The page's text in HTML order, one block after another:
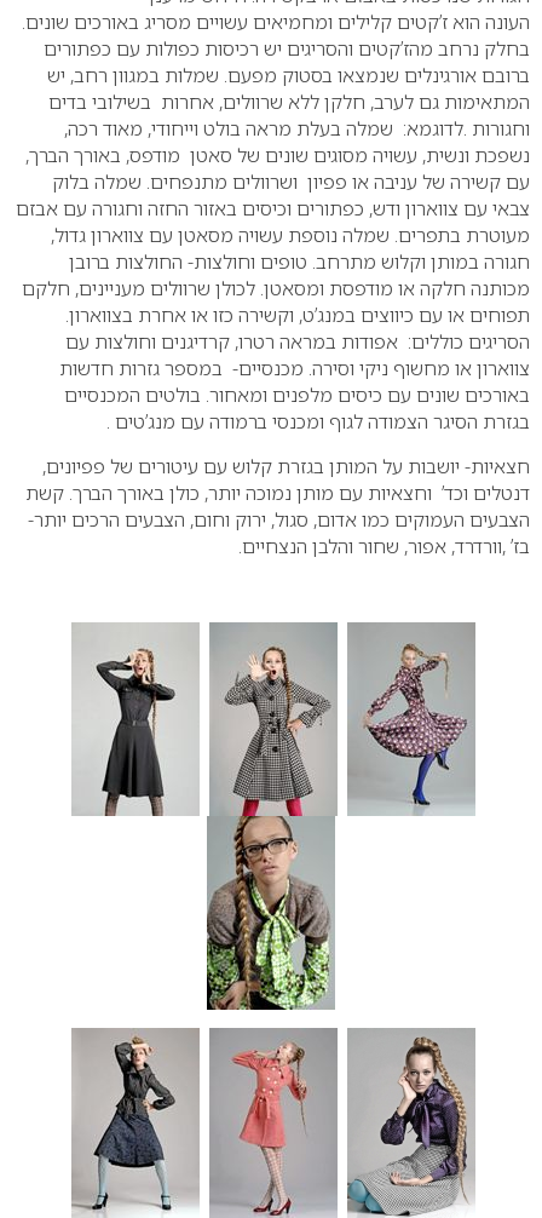
העונה הוא ז’קטים קלילים ומחמיאים עשויים מסריג באורכים שונים.
בחלק נרחב מהז’קטים והסריגים יש רכיסות כפולות עם כפתורים
ברובם אורגינלים שנמצאו בסטוק מפעם. שמלות במגוון רחב, יש
המתאימות גם לערב, חלקן ללא שרוולים, אחרות בשילובי בדים
וחגורות .לדוגמא: שמלה בעלת מראה בולט וייחודי, מאוד רכה,
נשפכת ונשית, עשויה מסוגים שונים של סאטן מודפס, באורך הברך,
עם קשירה של עניבה או פפיון ושרוולים מתנפחים. שמלה בלוק
צבאי עם צווארון ודש, כפתורים וכיסים באזור החזה וחגורה עם אבזם
מעוטרת בתפרים. שמלה נוספת עשויה מסאטן עם צווארון גדול,
חגורה במותן וקלוש מתרחב. טופים וחולצות- החולצות ברובן
מכותנה חלקה או מודפסת ומסאטן. לכולן שרוולים מעניינים, חלקם
תפוחים או עם כיווצים במנג’ט, וקשירה כזו או אחרת בצווארון.
הסריגים כוללים: אפודות במראה רטרו, קרדיגנים וחולצות עם
צווארון או מחשוף ניקי וסירה. מכנסיים- במספר גזרות חדשות
באורכים שונים עם כיסים מלפנים ומאחור. בולטים המכנסיים
בגזרת הסיגר הצמודה לגוף ומכנסי ברמודה עם מנג’טים .
חצאיות- יושבות על המותן בגזרת קלוש עם עיטורים של פפיונים,
דנטלים וכד’ וחצאיות עם מותן נמוכה יותר, כולן באורך הברך. קשת
הצבעים העמוקים כמו אדום, סגול, ירוק וחום, הצבעים הרכים יותר-
בז’ ,וורדרד, אפור, שחור והלבן הנצחיים.